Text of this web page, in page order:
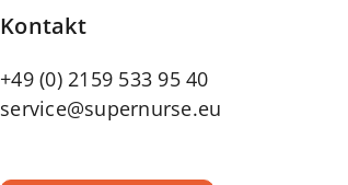
Kontakt
+49 (0) 2159 533 95 40
service@supernurse.eu